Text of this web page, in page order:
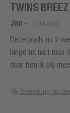
TWINS BREEZ
Jan - 17.04.2025
Deze pods nu 2
lange na niet max
daar ben ik blij mee
Bewertung auf